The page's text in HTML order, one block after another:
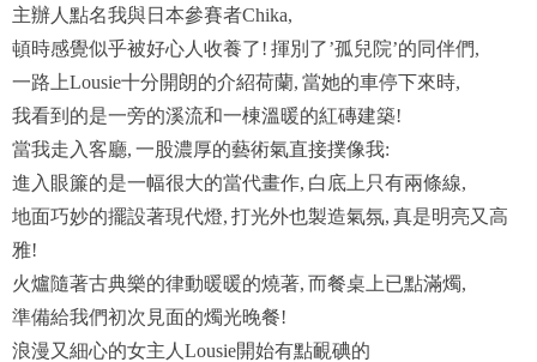
主辦人點名我與日本參賽者Chika,
頓時感覺似乎被好心人收養了! 揮別了’孤兒院’的同伴們,
一路上Lousie十分開朗的介紹荷蘭, 當她的車停下來時,
我看到的是一旁的溪流和一棟溫暖的紅磚建築!
當我走入客廳, 一股濃厚的藝術氣直接撲像我:
進入眼簾的是一幅很大的當代畫作, 白底上只有兩條線,
地面巧妙的擺設著現代燈, 打光外也製造氣氛, 真是明亮又高
雅!
火爐隨著古典樂的律動暖暖的燒著, 而餐桌上已點滿燭,
準備給我們初次見面的燭光晚餐!
浪漫又細心的女主人 Lousie開始有點靦碘的